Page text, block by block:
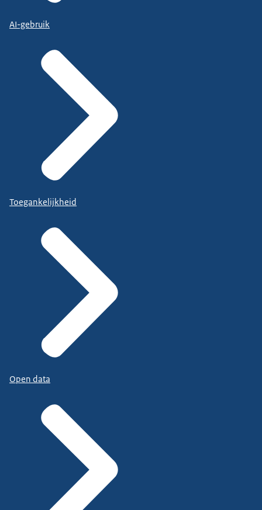
AI-gebruik
Toegankelijkheid
Open data